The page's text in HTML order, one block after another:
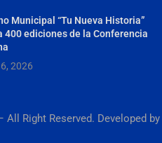
Municipal “Tu Nueva Historia”
400 ediciones de la Conferencia
2026
Right Reserved. Developed by